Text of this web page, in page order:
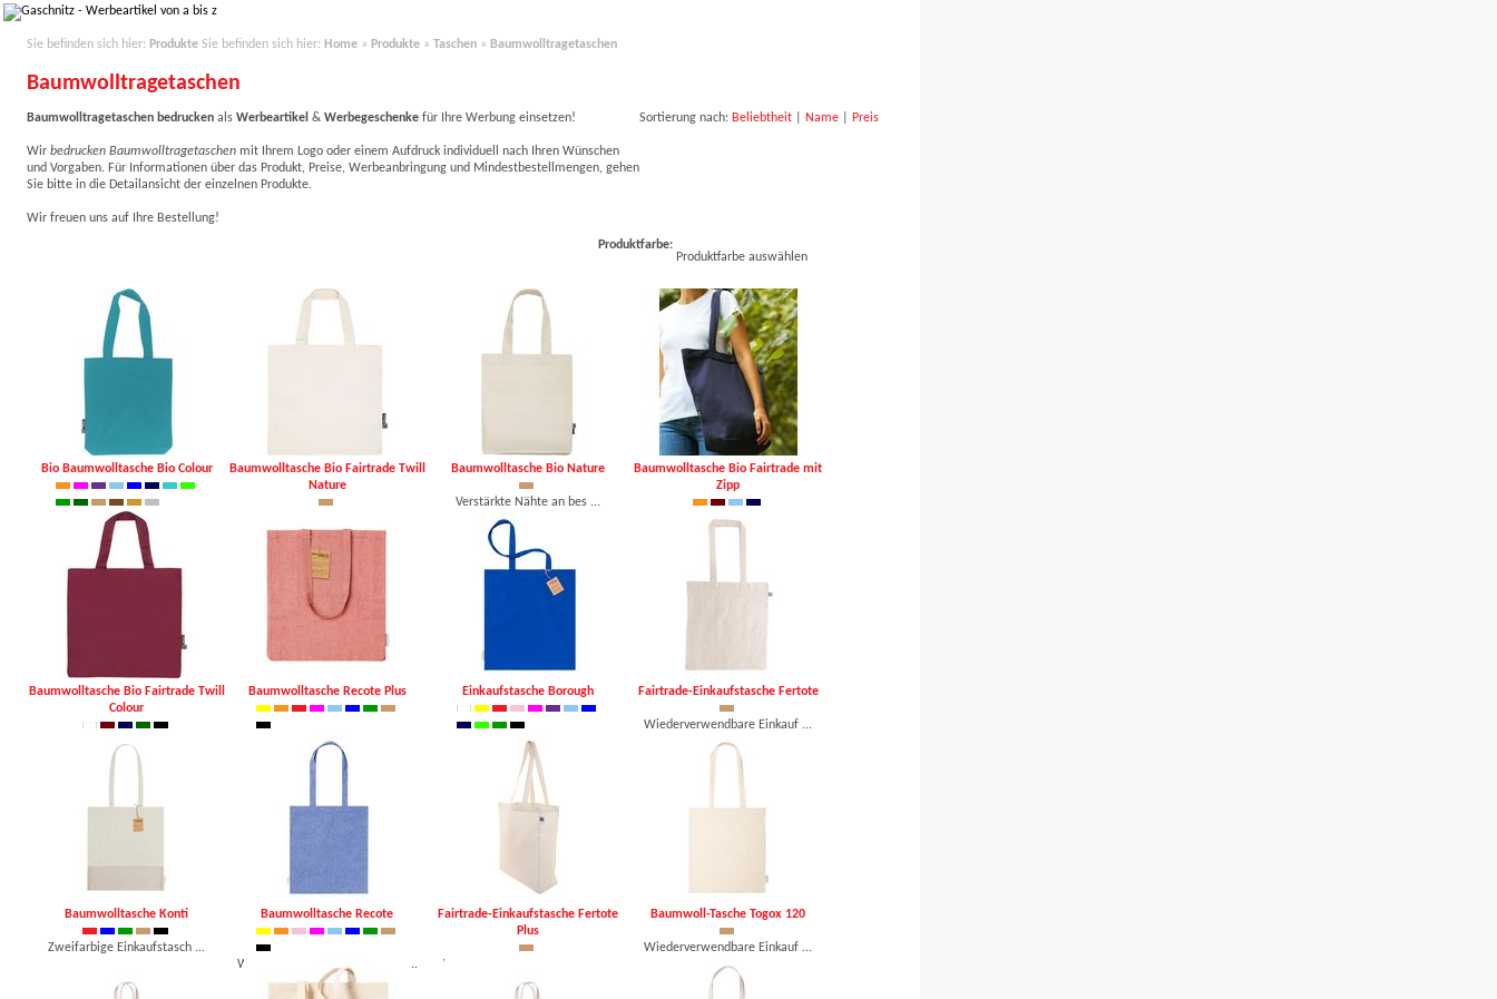
Sie befinden sich hier: ProdukteSie befinden sich hier: Home» Produkte» Taschen» Baumwolltragetaschen
Baumwolltragetaschen
Baumwolltragetaschen bedruckenals Werbeartikel & Werbegeschenkefür Ihre Werbung einsetzen!
Wir bedrucken Baumwolltragetaschen mit Ihrem Logo oder einem Aufdruck individuell nach Ihren Wünschen
und Vorgaben. Für Informationen über das Produkt, Preise, Werbeanbringung und Mindestbestellmengen, gehen
Sie bitte in die Detailansicht der einzelnen Produkte.
Wir freuen uns auf Ihre Bestellung!
Sortierung nach: Beliebtheit| Name| Preis
Produktfarbe:
Produktfarbe auswählen
Bio Baumwolltasche Bio Colour
Verstärkte Nähte an bes ...
ab 5,38 €, mind. 25 Stk.
Baumwolltasche Bio Fairtrade Twill
Nature
ab 7,37 €, mind. 25 Stk.
Baumwolltasche Bio Nature
Verstärkte Nähte an bes ...
ab 5,38 €, mind. 25 Stk.
Baumwolltasche Bio Fairtrade mit
Zipp
Tragegrifflänge: 42cm, I ...
Baumwolltasche Bio Fairtrade Twill
Colour
Verstärkte Nähte an bes ...
ab 7,37 €, mind. 25 Stk.
Baumwolltasche Recote Plus
Einkaufstasche mit Seiten ...
ab 1,35 €, mind. 100 Stk.
Einkaufstasche Borough
Einkaufstasche aus Bio-Ba ...
ab 1,21 €, mind. 100 Stk.
Fairtrade-Einkaufstasche Fertote
Wiederverwendbare Einkauf ...
ab 1,27 €, mind. 100 Stk.
Baumwolltasche Konti
Zweifarbige Einkaufstasch ...
Baumwolltasche Recote
Wiederverwendbare Baumwol ...
ab 1,02 €, mind. 250 Stk.
Fairtrade-Einkaufstasche Fertote
Plus
Wiederverwendbare Einkauf ...
ab 1,77 €, mind. 100 Stk.
Baumwoll-Tasche Togox 120
Wiederverwendbare Einkauf ...
ab 0,83 €, mind. 250 Stk.